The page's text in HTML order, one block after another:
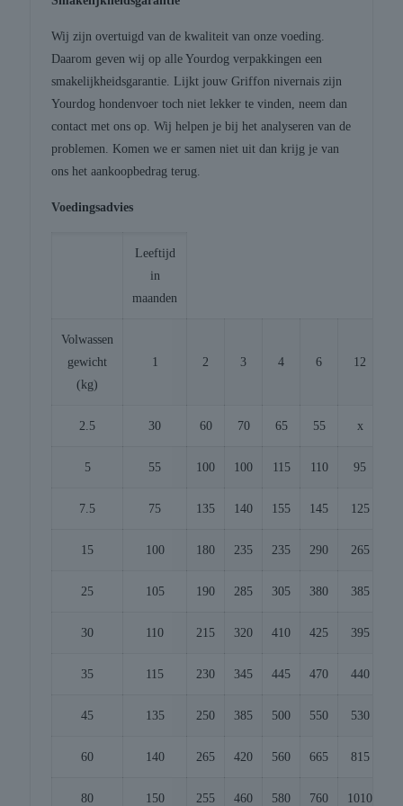
Wij zijn overtuigd van de kwaliteit van onze voeding.
Daarom geven wij op alle Yourdog verpakkingen een
smakelijkheidsgarantie. Lijkt jouw Griffon nivernais zijn
Yourdog hondenvoer toch niet lekker te vinden, neem dan
contact met ons op. Wij helpen je bij het analyseren van de
problemen. Komen we er samen niet uit dan krijg je van
ons het aankoopbedrag terug.
Voedingsadvies
Leeftijd
in
maanden
Volwassen
gewicht
(kg)
1 2 3 4 6 12
2.5 30 60 70 65 55 x
5 55 100 100 115 110 95
7.5 75 135 140 155 145 125
15 100 180 235 235 290 265
25 105 190 285 305 380 385
30 110 215 320 410 425 395
35 115 230 345 445 470 440
45 135 250 385 500 550 530
60 140 265 420 560 665 815
80 150 255 460 580 760 1010